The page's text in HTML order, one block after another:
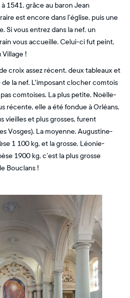
1541, grâce au baron Jean
est encore dans l’église, puis une
Si vous entrez dans la nef, un
vous accueille. Celui-ci fut peint,
!
croix assez récent, deux tableaux et
de la nef. L'imposant clocher comtois
comtoises. La plus petite, Noëlle-
récente, elle a été fondue à Orléans,
vieilles et plus grosses, furent
Vosges). La moyenne, Augustine-
1 100 kg, et la grosse, Léonie-
1900 kg, c’est la plus grosse
Bouclans !